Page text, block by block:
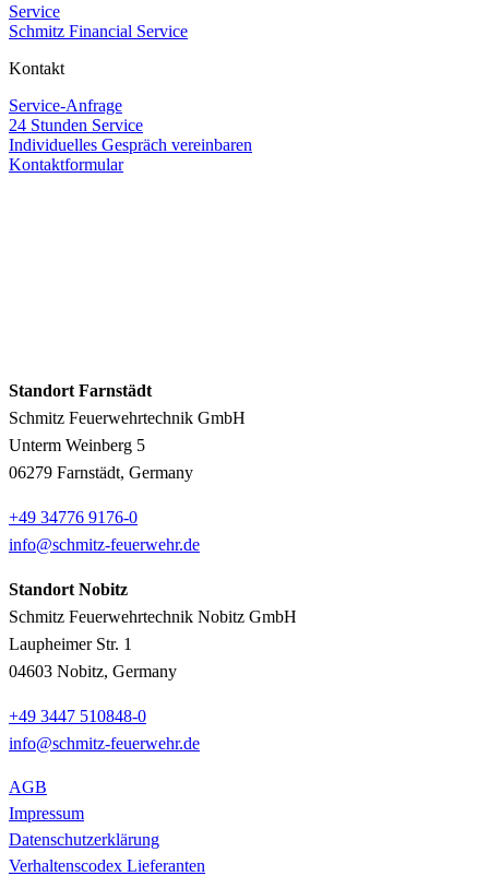
Service
Schmitz Financial Service
Kontakt
Service-Anfrage
24 Stunden Service
Individuelles Gespräch vereinbaren
Kontaktformular
Standort Farnstädt
Schmitz Feuerwehrtechnik GmbH
Unterm Weinberg 5
06279 Farnstädt, Germany
+49 34776 9176-0
info@schmitz-feuerwehr.de
Standort Nobitz
Schmitz Feuerwehrtechnik Nobitz GmbH
Laupheimer Str. 1
04603 Nobitz, Germany
+49 3447 510848-0
info@schmitz-feuerwehr.de
AGB
Impressum
Datenschutzerklärung
Verhaltenscodex Lieferanten